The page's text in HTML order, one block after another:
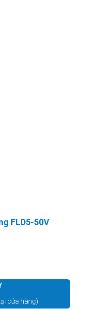
FLD5-50V
₫.
hiện tại là: 440.175 ₫.
cửa hàng)